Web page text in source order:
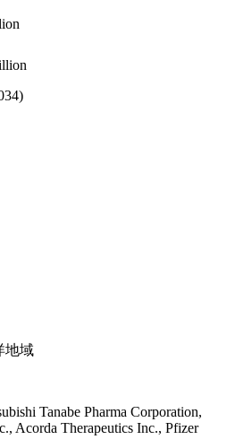
地域
Tanabe Pharma Corporation,
Acorda Therapeutics Inc., Pfizer